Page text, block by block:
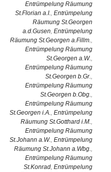
Entrümpelung Räumung
St.Florian a.I., Entrümpelung
Räumung St.Georgen
a.d.Gusen, Entrümpelung
Räumung St.Georgen a.Fillm.,
Entrümpelung Räumung
St.Georgen a.W.,
Entrümpelung Räumung
St.Georgen b.Gr.,
Entrümpelung Räumung
St.Georgen b.Obg.,
Entrümpelung Räumung
St.Georgen i.A., Entrümpelung
Räumung St.Gotthard i.M.,
Entrümpelung Räumung
St.Johann a.W., Entrümpelung
Räumung St.Johann a.Wbg.,
Entrümpelung Räumung
St.Konrad, Entrümpelung